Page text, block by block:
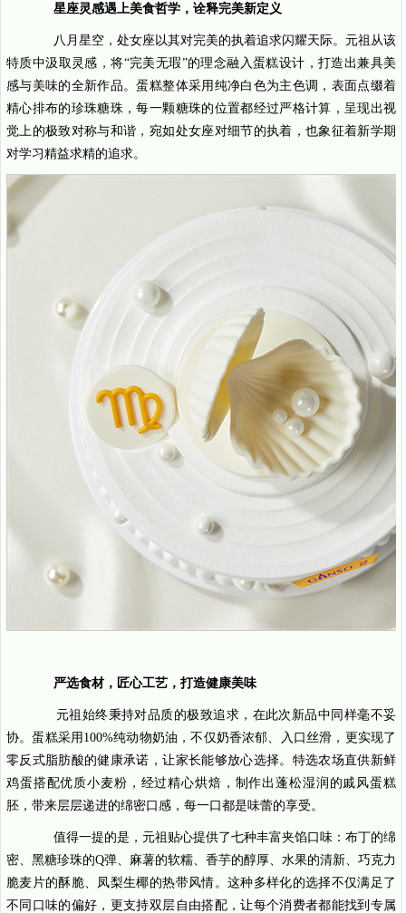
星座灵感遇上美食哲学，诠释完美新定义
八月星空，处女座以其对完美的执着追求闪耀天际。元祖从该
特质中汲取灵感，将“完美无瑕”的理念融入蛋糕设计，打造出兼具美
感与美味的全新作品。蛋糕整体采用纯净白色为主色调，表面点缀着
精心排布的珍珠糖珠，每一颗糖珠的位置都经过严格计算，呈现出视
觉上的极致对称与和谐，宛如处女座对细节的执着，也象征着新学期
对学习精益求精的追求。
严选食材，匠心工艺，打造健康美味
元祖始终秉持对品质的极致追求，在此次新品中同样毫不妥
协。蛋糕采用100%纯动物奶油，不仅奶香浓郁、入口丝滑，更实现了
零反式脂肪酸的健康承诺，让家长能够放心选择。特选农场直供新鲜
鸡蛋搭配优质小麦粉，经过精心烘焙，制作出蓬松湿润的戚风蛋糕
胚，带来层层递进的绵密口感，每一口都是味蕾的享受。
值得一提的是，元祖贴心提供了七种丰富夹馅口味：布丁的绵
密、黑糖珍珠的Q弹、麻薯的软糯、香芋的醇厚、水果的清新、巧克力
脆麦片的酥脆、凤梨生椰的热带风情。这种多样化的选择不仅满足了
不同口味的偏好，更支持双层自由搭配，让每个消费者都能找到专属